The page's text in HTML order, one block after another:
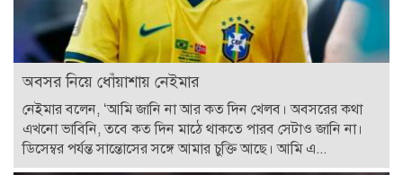
অবসর নিয়ে ধোঁয়াশায় নেইমার
নেইমার বলেন, ‘আমি জানি না আর কত দিন খেলব। অবসরের কথা
এখনো ভাবিনি, তবে কত দিন মাঠে থাকতে পারব সেটাও জানি না।
ডিসেম্বর পর্যন্ত সান্তোসের সঙ্গে আমার চুক্তি আছে। আমি এ...